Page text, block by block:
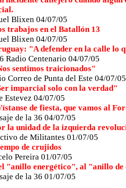
Blixen 04/07/05
trabajos en el Batallón 13
Blixen 04/07/05
"A defender en la calle lo
Radio Centenario 04/07/05
sentimos traicionados"
Correo de Punta del Este 04/07/05
imparcial solo con la verdad"
Estevez 04/07/05
de fiesta, que vamos al
de la 36 04/07/05
la unidad de la izquierda
de Militantes 01/07/05
de crujidos
Pereira 01/07/05
"anillo energético", al "anillo de
de la 36 01/07/05